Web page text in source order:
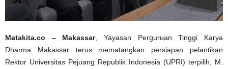
Matakita.co – Makassar, Yayasan Perguruan Tinggi Karya
Dharma Makassar terus mematangkan persiapan pelantikan
Rektor Universitas Pejuang Republik Indonesia (UPRI) terpilih, M.